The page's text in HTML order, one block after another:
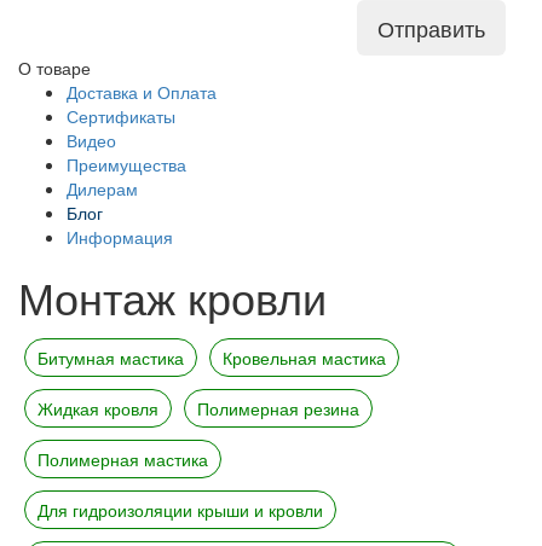
Отправить
О товаре
Доставка и Оплата
Сертификаты
Видео
Преимущества
Дилерам
Блог
Информация
Монтаж кровли
Битумная мастика Кровельная мастика
Жидкая кровля Полимерная резина
Полимерная мастика
Для гидроизоляции крыши и кровли